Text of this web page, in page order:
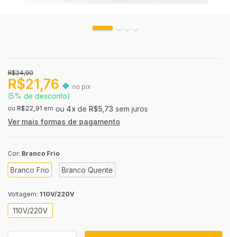
R$24,90
R$21,76 no pix
(5% de desconto)
ou R$22,91 em 4x de R$5,73 sem juros
Ver mais formas de pagamento
Cor: Branco Frio
Branco Frio Branco Quente
Voltagem: 110V/220V
110V/220V